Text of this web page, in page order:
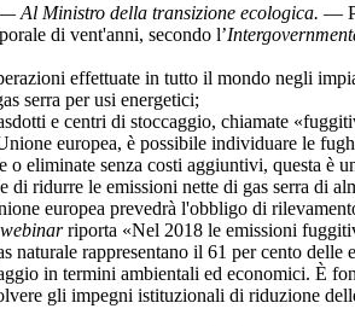
Al Ministro della transizione ecologica. —
di vent'anni, secondo l’
effettuate in tutto il mondo negli
serra per usi energetici;
e centri di stoccaggio, chiamate
europea, è possibile individuare le
senza costi aggiuntivi, questa è
di ridurre le emissioni nette di gas serra di
europea prevedrà l'obbligo di
webinarriporta «Nel 2018 le emissioni
rappresentano il 61 per cento
in termini ambientali ed economici. È
gli impegni istituzionali di riduzione